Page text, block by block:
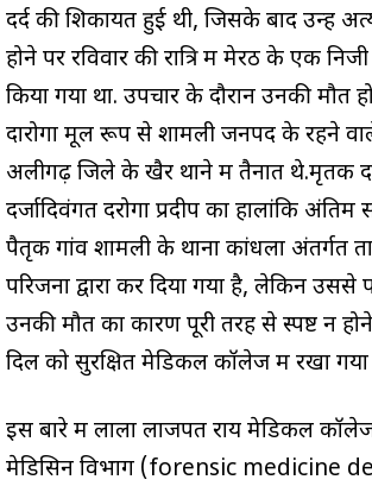
दर्द की शिकायत हुई थी, जिसके बाद उन्हें
होने पर रविवार की रात्रि में मेरठ के एक
किया गया था. उपचार के दौरान उनकी मौत
दारोगा मूल रूप से शामली जनपद के रहने
अलीगढ़ जिले के खैर थाने में तैनात थे.मृतक
दर्जादिवंगत दरोगा प्रदीप का हालांकि
पैतृक गांव शामली के थाना कांधला अंतर्गत
परिजनों द्वारा कर दिया गया है, लेकिन उससे
उनकी मौत का कारण पूरी तरह से स्पष्ट न
दिल को सुरक्षित मेडिकल कॉलेज में रखा गया
इस बारे में लाला लाजपत राय मेडिकल
मेडिसिन विभाग (forensic medicine